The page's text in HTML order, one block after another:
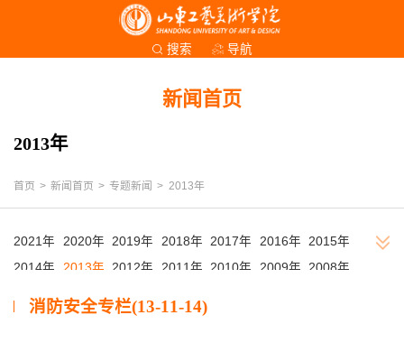
搜索 导航
新闻首页
2013年
首页 > 新闻首页 > 专题新闻 > 2013年
2021年 2020年 2019年 2018年 2017年 2016年 2015年
2014年
2013年 2012年 2011年 2010年 2009年
2008年
消防安全专栏(13-11-14)